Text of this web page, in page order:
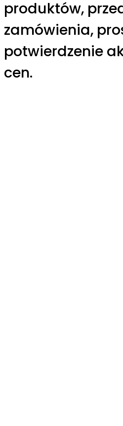
produktów,
zamówienia,
potwierdzenie
cen.